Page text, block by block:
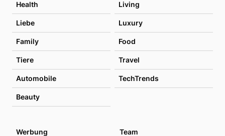
Health Living
Liebe Luxury
Family Food
Tiere Travel
Automobile TechTrends
Beauty
Werbung Team